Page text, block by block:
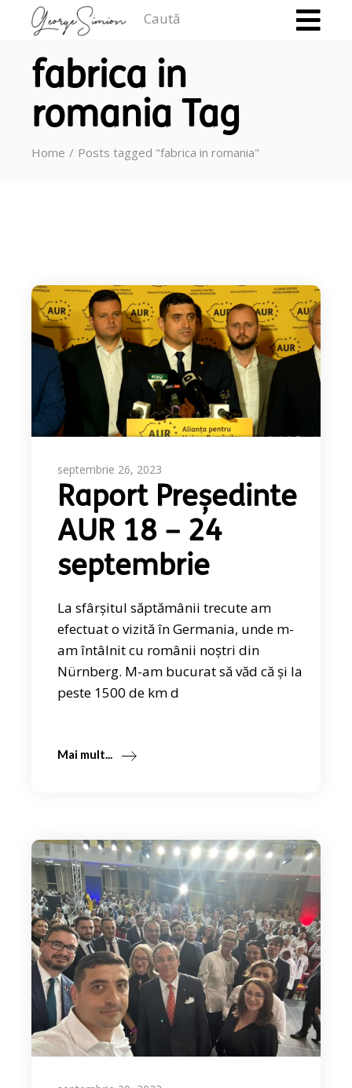
fabrica in
romania Tag
Home Posts tagged "fabrica in romania"
septembrie 26, 2023
Raport Președinte
AUR 18 – 24
septembrie
La sfârșitul săptămânii trecute am
efectuat o vizită în Germania, unde m-
am întâlnit cu românii noștri din
Nürnberg. M-am bucurat să văd că și la
peste 1500 de km d
Mai mult...